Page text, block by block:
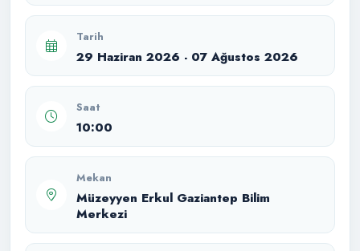
Tarih
29 Haziran 2026 - 07 Ağustos 2026
Saat
10:00
Mekan
Müzeyyen Erkul Gaziantep Bilim
Merkezi